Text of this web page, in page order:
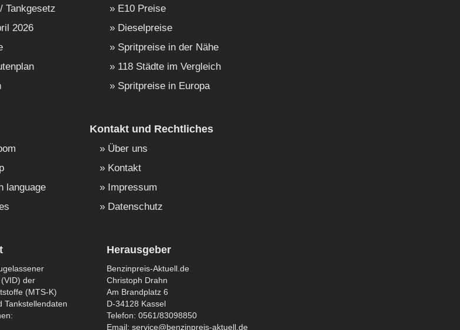
Tankgesetz
2026
E10 Preise
Dieselpreise
Spritpreise in der Nähe
118 Städte im Vergleich
Spritpreise in Europa
language
Kontakt und Rechtliches
Über uns
Kontakt
Impressum
Datenschutz
der
(MTS-K)
Tankstellendaten
Herausgeber
Benzinpreis-Aktuell.de
Christoph Drahn
Am Brandplatz 6
D-34128 Kassel
Telefon: 0561/83098850
Email: service@benzinpreis-aktuell.de